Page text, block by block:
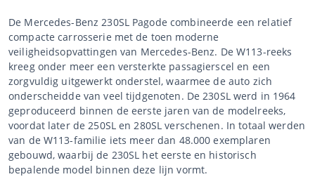
De Mercedes-Benz 230SL Pagode combineerde een relatief
compacte carrosserie met de toen moderne
veiligheidsopvattingen van Mercedes-Benz. De W113-reeks
kreeg onder meer een versterkte passagierscel en een
zorgvuldig uitgewerkt onderstel, waarmee de auto zich
onderscheidde van veel tijdgenoten. De 230SL werd in 1964
geproduceerd binnen de eerste jaren van de modelreeks,
voordat later de 250SL en 280SL verschenen. In totaal werden
van de W113-familie iets meer dan 48.000 exemplaren
gebouwd, waarbij de 230SL het eerste en historisch
bepalende model binnen deze lijn vormt.